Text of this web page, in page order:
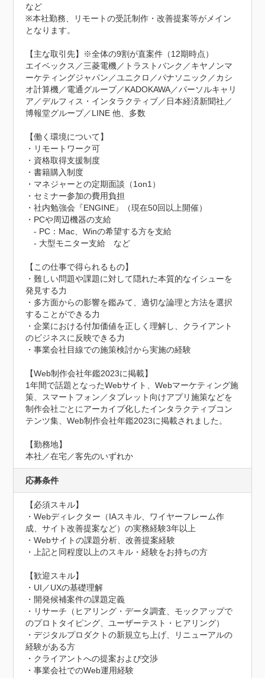
など
※本社勤務、リモートの受託制作・改善提案等がメイン
となります。
【主な取引先】※全体の9割が直案件（12期時点）
エイベックス／三菱電機／トラストバンク／キヤノンマ
ーケティングジャパン／ユニクロ／パナソニック／カシ
オ計算機／電通グループ／KADOKAWA／パーソルキャリ
ア／デルフィス・インタラクティブ／日本経済新聞社／
博報堂グループ／LINE 他、多数
【働く環境について】
・リモートワーク可
・資格取得支援制度
・書籍購入制度
・マネジャーとの定期面談（1on1）
・セミナー参加の費用負担
・社内勉強会『ENGINE』（現在50回以上開催）
・PCや周辺機器の支給
- PC：Mac、Winの希望する方を支給
- 大型モニター支給　など
【この仕事で得られるもの】
・難しい問題や課題に対して隠れた本質的なイシューを
発見する力
・多方面からの影響を鑑みて、適切な論理と方法を選択
することができる力
・企業における付加価値を正しく理解し、クライアント
のビジネスに反映できる力
・事業会社目線での施策検討から実施の経験
【Web制作会社年鑑2023に掲載】
1年間で話題となったWebサイト、Webマーケティング施
策、スマートフォン／タブレット向けアプリ施策などを
制作会社ごとにアーカイブ化したインタラクティブコン
テンツ集、Web制作会社年鑑2023に掲載されました。
【勤務地】
本社／在宅／客先のいずれか
応募条件
【必須スキル】
・Webディレクター（IAスキル、ワイヤーフレーム作
成、サイト改善提案など）の実務経験3年以上
・Webサイトの課題分析、改善提案経験
・上記と同程度以上のスキル・経験をお持ちの方
【歓迎スキル】
・UI／UXの基礎理解
・開発候補案件の課題定義
・リサーチ（ヒアリング・データ調査、モックアップで
のプロトタイピング、ユーザーテスト・ヒアリング）
・デジタルプロダクトの新規立ち上げ、リニューアルの
経験がある方
・クライアントへの提案および交渉
・事業会社でのWeb運用経験